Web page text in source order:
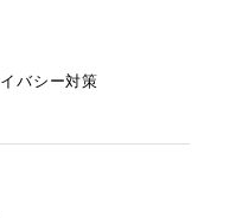
バシー対策